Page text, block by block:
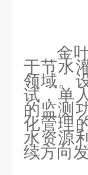
金
于节水
领域。
试，单
的监测
化管理
水资源
续方向